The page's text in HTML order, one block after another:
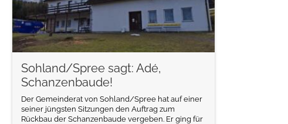
Sohland/Spree sagt: Adé,
Schanzenbaude!
Der Gemeinderat von Sohland/Spree hat auf einer
seiner jüngsten Sitzungen den Auftrag zum
Rückbau der Schanzenbaude vergeben. Er ging für